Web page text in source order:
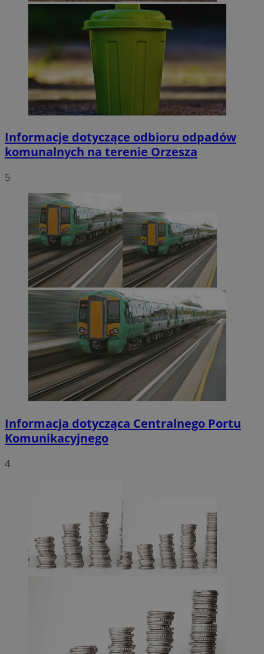
Informacje dotyczące odbioru odpadów
komunalnych na terenie Orzesza
5
Informacja dotycząca Centralnego Portu
Komunikacyjnego
4